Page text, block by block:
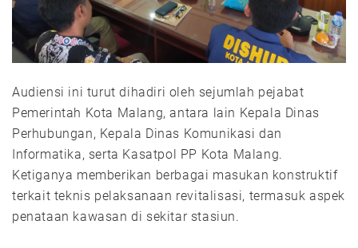
Audiensi ini turut dihadiri oleh sejumlah pejabat
Pemerintah Kota Malang, antara lain Kepala Dinas
Perhubungan, Kepala Dinas Komunikasi dan
Informatika, serta Kasatpol PP Kota Malang.
Ketiganya memberikan berbagai masukan konstruktif
terkait teknis pelaksanaan revitalisasi, termasuk aspek
penataan kawasan di sekitar stasiun.